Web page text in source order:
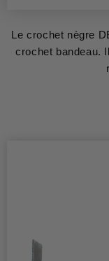
Le crochet nègre
crochet bandeau.